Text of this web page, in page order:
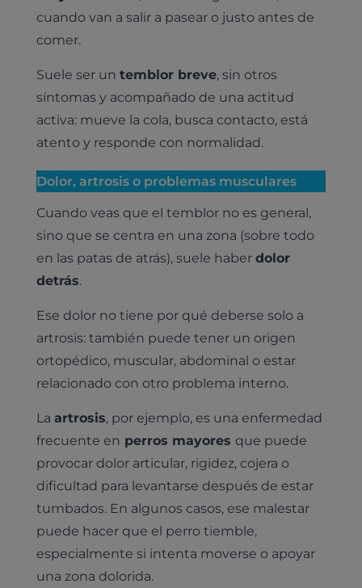
cuando van a salir a pasear o justo antes de
comer.
Suele ser un temblor breve, sin otros
síntomas y acompañado de una actitud
activa: mueve la cola, busca contacto, está
atento y responde con normalidad.
Dolor, artrosis o problemas musculares
Cuando veas que el temblor no es general,
sino que se centra en una zona (sobre todo
en las patas de atrás), suele haber dolor
detrás.
Ese dolor no tiene por qué deberse solo a
artrosis: también puede tener un origen
ortopédico, muscular, abdominal o estar
relacionado con otro problema interno.
La artrosis, por ejemplo, es una enfermedad
frecuente en perros mayores que puede
provocar dolor articular, rigidez, cojera o
dificultad para levantarse después de estar
tumbados. En algunos casos, ese malestar
puede hacer que el perro tiemble,
especialmente si intenta moverse o apoyar
una zona dolorida.